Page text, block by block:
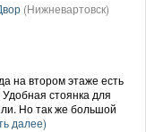
(Нижневартовск)
на втором этаже есть
стоянка для
Но так же большой
далее)